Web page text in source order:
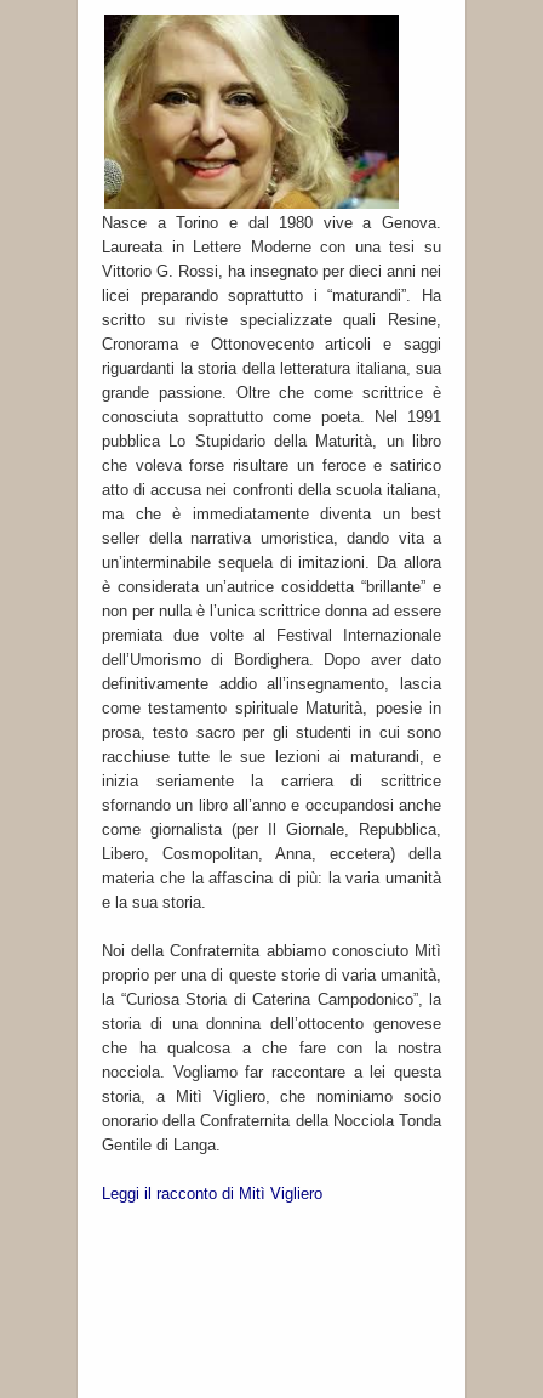
Nasce a Torino e dal 1980 vive a Genova.
Laureata in Lettere Moderne con una tesi su
Vittorio G. Rossi, ha insegnato per dieci anni nei
licei preparando soprattutto i “maturandi”. Ha
scritto su riviste specializzate quali Resine,
Cronorama e Ottonovecento articoli e saggi
riguardanti la storia della letteratura italiana, sua
grande passione. Oltre che come scrittrice è
conosciuta soprattutto come poeta. Nel 1991
pubblica Lo Stupidario della Maturità, un libro
che voleva forse risultare un feroce e satirico
atto di accusa nei confronti della scuola italiana,
ma che è immediatamente diventa un best
seller della narrativa umoristica, dando vita a
un’interminabile sequela di imitazioni. Da allora
è considerata un’autrice cosiddetta “brillante” e
non per nulla è l’unica scrittrice donna ad essere
premiata due volte al Festival Internazionale
dell’Umorismo di Bordighera. Dopo aver dato
definitivamente addio all’insegnamento, lascia
come testamento spirituale Maturità, poesie in
prosa, testo sacro per gli studenti in cui sono
racchiuse tutte le sue lezioni ai maturandi, e
inizia seriamente la carriera di scrittrice
sfornando un libro all’anno e occupandosi anche
come giornalista (per Il Giornale, Repubblica,
Libero, Cosmopolitan, Anna, eccetera) della
materia che la affascina di più: la varia umanità
e la sua storia.
Noi della Confraternita abbiamo conosciuto Mitì
proprio per una di queste storie di varia umanità,
la “Curiosa Storia di Caterina Campodonico”, la
storia di una donnina dell’ottocento genovese
che ha qualcosa a che fare con la nostra
nocciola. Vogliamo far raccontare a lei questa
storia, a Mitì Vigliero, che nominiamo socio
onorario della Confraternita della Nocciola Tonda
Gentile di Langa.
Leggi il racconto di Mitì Vigliero